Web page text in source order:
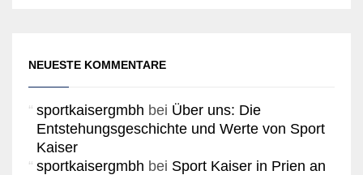
NEUESTE KOMMENTARE
sportkaisergmbh bei Über uns: Die
Entstehungsgeschichte und Werte von Sport
Kaiser
sportkaisergmbh bei Sport Kaiser in Prien an